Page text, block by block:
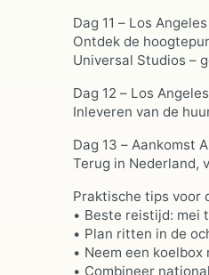
Dag 11 – Los Angeles
Ontdek de
Universal Studios –
Dag 12 – Los
Inleveren van de
Dag 13 – Aankomst
Terug in Nederland,
Praktische tips voor
• Beste reistijd: mei
• Plan ritten in de
• Neem een
• Combineer